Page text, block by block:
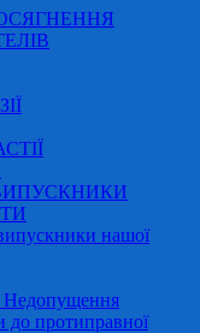
нашої
Недопущення
до протиправної